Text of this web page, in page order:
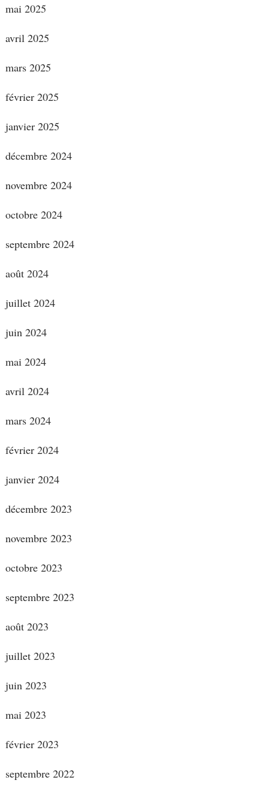
mai 2025
avril 2025
mars 2025
février 2025
janvier 2025
décembre 2024
novembre 2024
octobre 2024
septembre 2024
août 2024
juillet 2024
juin 2024
mai 2024
avril 2024
mars 2024
février 2024
janvier 2024
décembre 2023
novembre 2023
octobre 2023
septembre 2023
août 2023
juillet 2023
juin 2023
mai 2023
février 2023
septembre 2022